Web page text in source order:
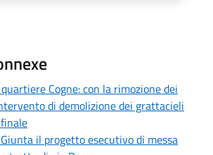
Cogne: con la rimozione dei
di demolizione dei grattacieli
il progetto esecutivo di messa